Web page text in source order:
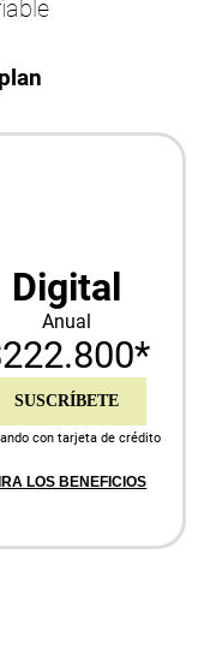
Digital
Anual
SUSCRÍBETE
con tarjeta de crédito
LOS BENEFICIOS